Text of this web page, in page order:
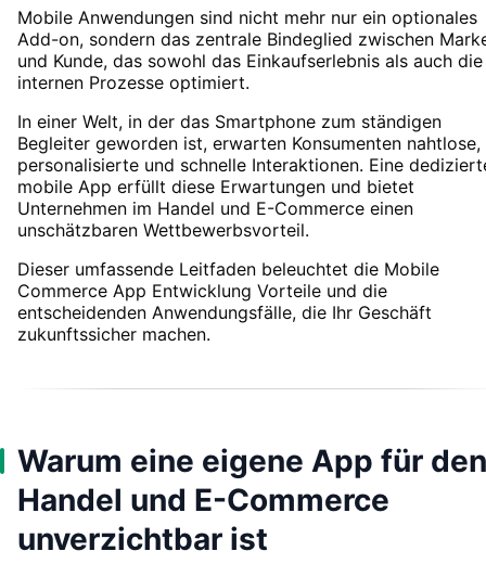
Mobile Anwendungen sind nicht mehr nur ein optionales
Add-on, sondern das zentrale Bindeglied zwischen
und Kunde, das sowohl das Einkaufserlebnis als auch die
internen Prozesse optimiert.
In einer Welt, in der das Smartphone zum ständigen
Begleiter geworden ist, erwarten Konsumenten nahtlose,
personalisierte und schnelle Interaktionen. Eine
mobile App erfüllt diese Erwartungen und bietet
Unternehmen im Handel und E-Commerce einen
unschätzbaren Wettbewerbsvorteil.
Dieser umfassende Leitfaden beleuchtet die Mobile
Commerce App Entwicklung Vorteile und die
entscheidenden Anwendungsfälle, die Ihr Geschäft
zukunftssicher machen.
Warum eine eigene App für den
Handel und E-Commerce
unverzichtbar ist